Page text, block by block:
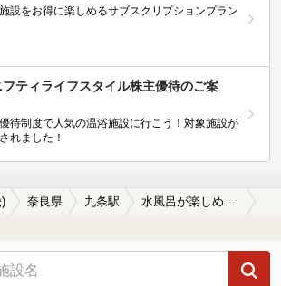
設をお得に楽しめるサブスクリプションプラン
フティライフスタイル株主優待のご案
待制度で人気の温浴施設に行こう！対象施設が
れました！
奈良県 九条駅 水風呂が楽しめる九条駅近くの温泉、日帰り温泉、スーパー銭湯おすすめ